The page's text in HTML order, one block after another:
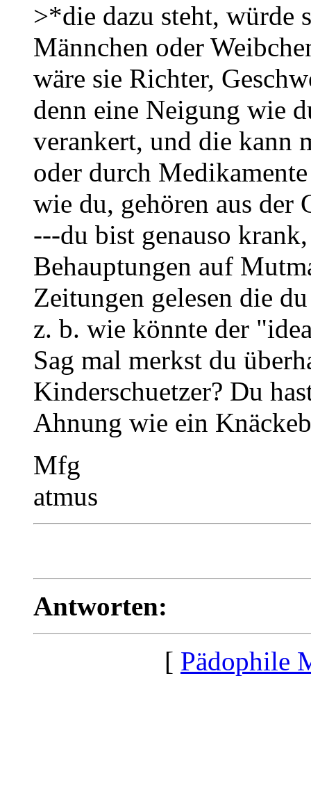
>*die dazu steht, würde
Männchen oder
wäre sie Richter,
denn eine Neigung wie
verankert, und die kann
oder durch
wie du, gehören aus der
---du bist genauso
Behauptungen auf
Zeitungen gelesen die
z. b. wie könnte der
Sag mal merkst du
Kinderschuetzer? Du
Ahnung wie ein
Mfg
atmus
Antworten:
[ Pädophile